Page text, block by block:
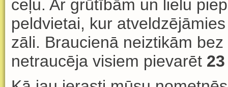
ce u. Ar grūtībām un lielu piep
peldvietai, kur atveldzējā
zāli. Braucienāneiztikām bez
netraucēja visiem pievarēt